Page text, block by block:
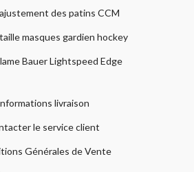
des patins CCM
masques gardien hockey
Bauer Lightspeed Edge
livraison
le service client
Générales de Vente